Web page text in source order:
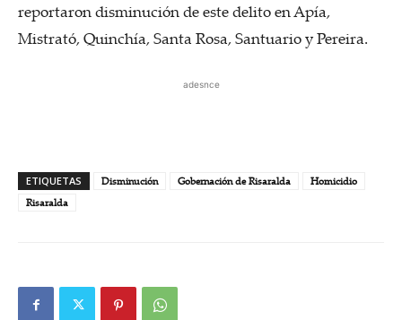
reportaron disminución de este delito en Apía,
Mistrató, Quinchía, Santa Rosa, Santuario y Pereira.
adesnce
ETIQUETAS Disminución Gobernación de Risaralda
Homicidio
Risaralda